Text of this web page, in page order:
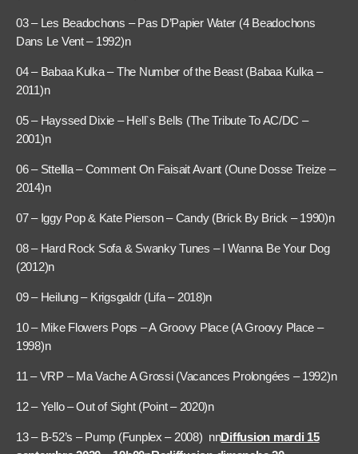
03 – Les Beadochons – Pas D’Papier Water (4 Beadochons
Dans Le Vent – 1992)n
04 – Babaa Kulka – The Number of the Beast (Babaa Kulka –
2011)n
05 – Hayssed Dixie – Hell`s Bells (The Tribute To AC/DC –
2001)n
06 – Sttellla – Comment On Faisait Avant (Oune Dosse Treize –
2014)n
07 – Iggy Pop & Kate Pierson – Candy (Brick By Brick – 1990)n
08 – Hard Rock Sofa & Swanky Tunes – I Wanna Be Your Dog
(2012)n
09 – Heilung – Krigsgaldr (Lifa – 2018)n
10 – Mike Flowers Pops – A Groovy Place (A Groovy Place –
1998)n
11 – VRP – Ma Vache A Grossi (Vacances Prolongées – 1992)n
12 – Yello – Out of Sight (Point – 2020)n
13 – B-52’s – Pump (Funplex – 2008) nnDiffusion mardi 15